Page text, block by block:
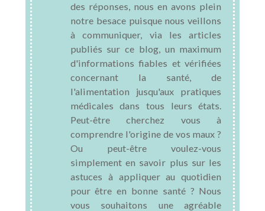
des réponses, nous en avons plein
notre besace puisque nous veillons
à communiquer, via les articles
publiés sur ce blog, un maximum
d'informations fiables et vérifiées
concernant la santé, de
l'alimentation jusqu'aux pratiques
médicales dans tous leurs états.
Peut-être cherchez vous à
comprendre l'origine de vos maux ?
Ou peut-être voulez-vous
simplement en savoir plus sur les
astuces à appliquer au quotidien
pour être en bonne santé ? Nous
vous souhaitons une agréable